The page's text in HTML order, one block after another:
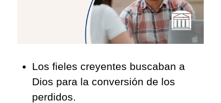
Los fieles creyentes buscaban a
Dios para la conversión de los
perdidos.